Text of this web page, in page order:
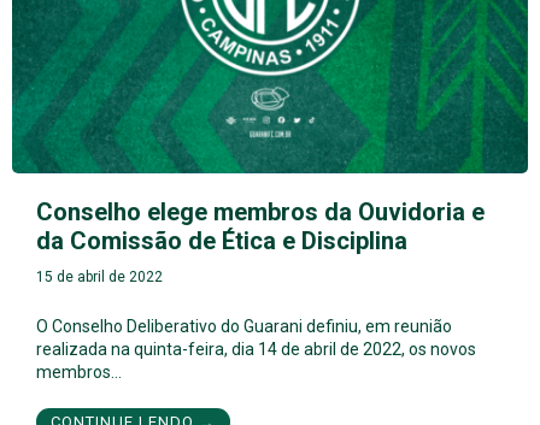
Conselho elege membros da Ouvidoria e
da Comissão de Ética e Disciplina
15 de abril de 2022
O Conselho Deliberativo do Guarani definiu, em reunião
realizada na quinta-feira, dia 14 de abril de 2022, os novos
membros…